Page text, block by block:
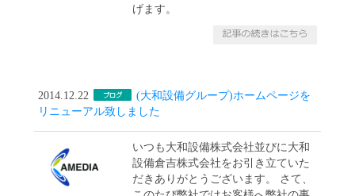
げます。
2014.12.22
(大和設備グループ)ホームページを
リニューアル致しました
いつも大和設備株式会社並びに大和
設備倉吉株式会社をお引き立ていた
だきありがとうございます。 さて、